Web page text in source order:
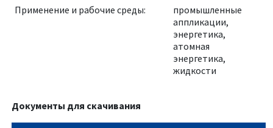
Применение и рабочие среды:
промышленные
аппликации,
энергетика,
атомная
энергетика,
жидкости
Документы для скачивания